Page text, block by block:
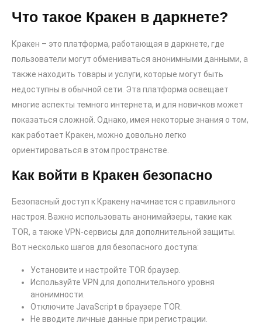
Что такое Кракен в даркнете?
Кракен – это платформа, работающая в даркнете, где
пользователи могут обмениваться анонимными данными, а
также находить товары и услуги, которые могут быть
недоступны в обычной сети. Эта платформа освещает
многие аспекты темного интернета, и для новичков может
показаться сложной. Однако, имея некоторые знания о том,
как работает Кракен, можно довольно легко
ориентироваться в этом пространстве.
Как войти в Кракен безопасно
Безопасный доступ к Кракену начинается с правильного
настроя. Важно использовать анонимайзеры, такие как
TOR, а также VPN-сервисы для дополнительной защиты.
Вот несколько шагов для безопасного доступа:
Установите и настройте TOR браузер.
Используйте VPN для дополнительного уровня
анонимности.
Отключите JavaScript в браузере TOR.
Не вводите личные данные при регистрации.